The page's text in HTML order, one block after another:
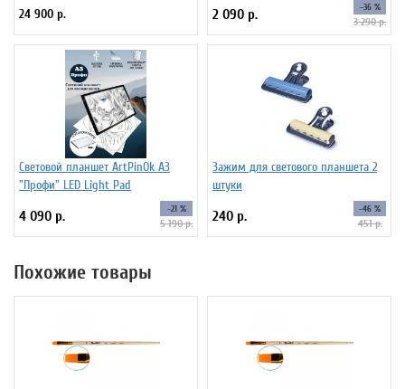
24 900 р. 2 090 р. -36 %
3 290 р.
Световой планшет ArtPinOk А3
"Профи" LED Light Pad
4 090 р. -21 %
5 190 р.
Зажим для светового планшета 2
штуки
240 р. -46 %
451 р.
Похожие товары